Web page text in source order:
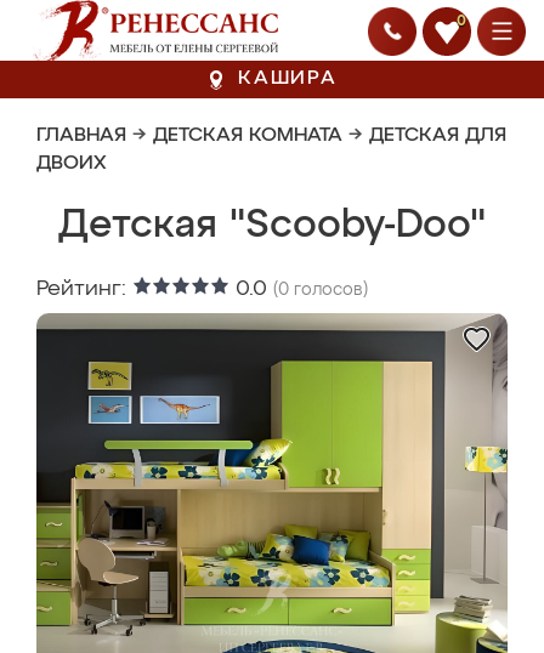
0
КАШИРА
ГЛАВНАЯ → ДЕТСКАЯ КОМНАТА → ДЕТСКАЯ ДЛЯ
ДВОИХ
Детская "Scooby-Doo"
Рейтинг: 0.0 (0 голосов)